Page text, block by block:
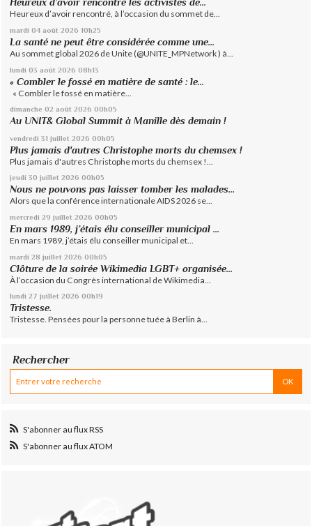
Heureux d’avoir rencontré les activistes de...
Heureux d’avoir rencontré, à l’occasion du sommet de...
mardi 04 août 2026 10h25
La santé ne peut être considérée comme une...
Au sommet global 2026 de Unite (@UNITE_MPNetwork ) à...
lundi 03 août 2026 08h13
« Combler le fossé en matière de santé : le...
« Combler le fossé en matière...
dimanche 02 août 2026 00h05
Au UNIT& Global Summit à Manille dès demain !
vendredi 31 juillet 2026 00h05
Plus jamais d'autres Christophe morts du chemsex !
Plus jamais d'autres Christophe morts du chemsex !...
jeudi 30 juillet 2026 00h05
Nous ne pouvons pas laisser tomber les malades...
Alors que la conférence internationale AIDS 2026 se...
mercredi 29 juillet 2026 00h05
En mars 1989, j’étais élu conseiller municipal ...
En mars 1989, j’étais élu conseiller municipal et...
mardi 28 juillet 2026 00h05
Clôture de la soirée Wikimedia LGBT+ organisée...
À l’occasion du Congrès international de Wikimedia...
lundi 27 juillet 2026 00h19
Tristesse.
Tristesse. Pensées pour la personne tuée à Berlin à...
Rechercher
S'abonner au flux RSS
S'abonner au flux ATOM